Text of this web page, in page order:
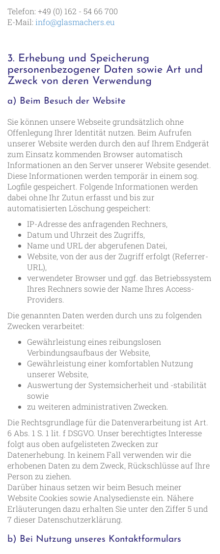
Telefon: +49 (0) 162 - 54 66 700
E-Mail: info@glasmachers.eu
3. Erhebung und Speicherung
personenbezogener Daten sowie Art und
Zweck von deren Verwendung
a) Beim Besuch der Website
Sie können unsere Webseite grundsätzlich ohne
Offenlegung Ihrer Identität nutzen. Beim Aufrufen
unserer Website werden durch den auf Ihrem Endgerät
zum Einsatz kommenden Browser automatisch
Informationen an den Server unserer Website gesendet.
Diese Informationen werden temporär in einem sog.
Logfile gespeichert. Folgende Informationen werden
dabei ohne Ihr Zutun erfasst und bis zur
automatisierten Löschung gespeichert:
IP-Adresse des anfragenden Rechners,
Datum und Uhrzeit des Zugriffs,
Name und URL der abgerufenen Datei,
Website, von der aus der Zugriff erfolgt (Referrer-
URL),
verwendeter Browser und ggf. das Betriebssystem
Ihres Rechners sowie der Name Ihres Access-
Providers.
Die genannten Daten werden durch uns zu folgenden
Zwecken verarbeitet:
Gewährleistung eines reibungslosen
Verbindungsaufbaus der Website,
Gewährleistung einer komfortablen Nutzung
unserer Website,
Auswertung der Systemsicherheit und -stabilität
sowie
zu weiteren administrativen Zwecken.
Die Rechtsgrundlage für die Datenverarbeitung ist Art.
6 Abs. 1 S. 1 lit. f DSGVO. Unser berechtigtes Interesse
folgt aus oben aufgelisteten Zwecken zur
Datenerhebung. In keinem Fall verwenden wir die
erhobenen Daten zu dem Zweck, Rückschlüsse auf Ihre
Person zu ziehen.
Darüber hinaus setzen wir beim Besuch meiner
Website Cookies sowie Analysedienste ein. Nähere
Erläuterungen dazu erhalten Sie unter den Ziffer 5 und
7 dieser Datenschutzerklärung.
b) Bei Nutzung unseres Kontaktformulars